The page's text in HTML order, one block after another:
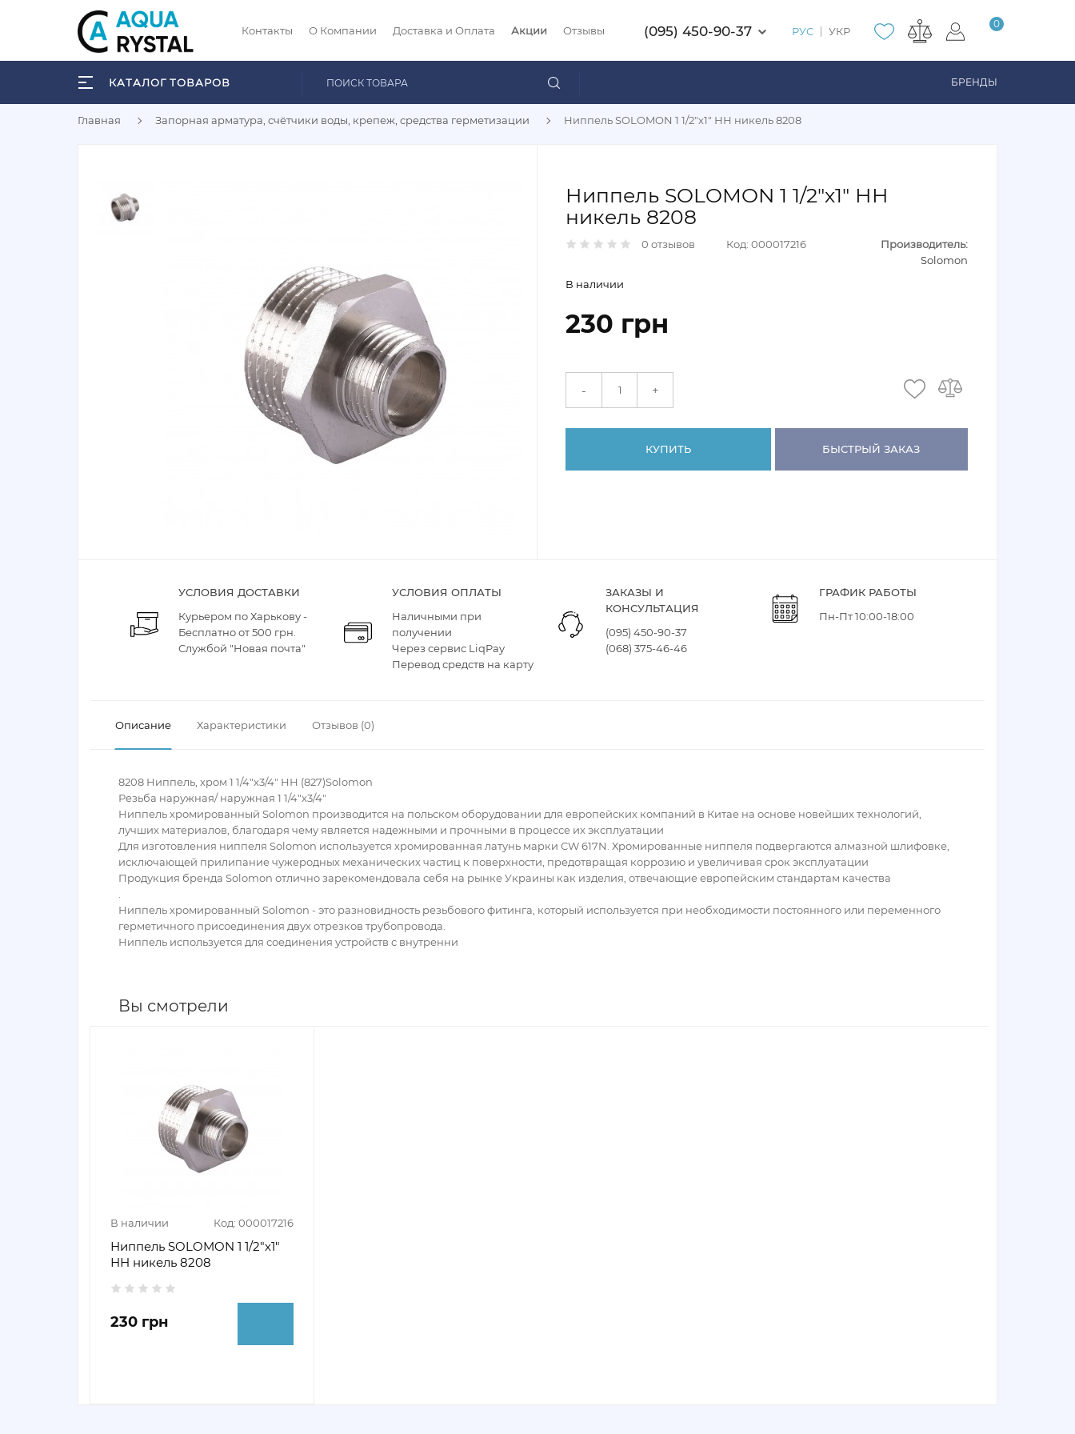
Контакты О Компании Доставка и Оплата Акции Отзывы
0
РУС УКР
(095) 450-90-37
БРЕНДЫ
КАТАЛОГ ТОВАРОВ
Главная Запорная арматура, счётчики воды, крепеж, средства герметизации Ниппель SOLOMON 1 1/2"х1" НН никель 8208
Ниппель SOLOMON 1 1/2"х1" НН
никель 8208
0 отзывов Код: 000017216
Производитель:
Solomon
В наличии
230 грн
- +
КУПИТЬ БЫСТРЫЙ ЗАКАЗ
УСЛОВИЯ ДОСТАВКИ
Курьером по Харькову -
Бесплатно от 500 грн.
Службой "Новая почта"
УСЛОВИЯ ОПЛАТЫ
Наличными при
получении
Через сервис LiqPay
Перевод средств на карту
ЗАКАЗЫ И
КОНСУЛЬТАЦИЯ
(095) 450-90-37
(068) 375-46-46
ГРАФИК РАБОТЫ
Пн-Пт 10:00-18:00
Описание Характеристики Отзывов (0)
8208 Ниппель, хром 1 1/4"x3/4" НН (827)Solomon
Резьба наружная/ наружная 1 1/4"x3/4"
Ниппель хромированный Solomon производится на польском оборудовании для европейских компаний в Китае на основе новейших технологий,
лучших материалов, благодаря чему является надежными и прочными в процессе их эксплуатации
Для изготовления ниппеля Solomon используется хромированная латунь марки CW 617N. Хромированные ниппеля подвергаются алмазной шлифовке,
исключающей прилипание чужеродных механических частиц к поверхности, предотвращая коррозию и увеличивая срок эксплуатации
Продукция бренда Solomon отлично зарекомендовала себя на рынке Украины как изделия, отвечающие европейским стандартам качества
Ниппель хромированный Solomon - это разновидность резьбового фитинга, который используется при необходимости постоянного или переменного
герметичного присоединения двух отрезков трубопровода.
Ниппель используется для соединения устройств с внутренни
Вы смотрели
В наличии Код: 000017216
Ниппель SOLOMON 1 1/2"х1"
НН никель 8208
230 грн